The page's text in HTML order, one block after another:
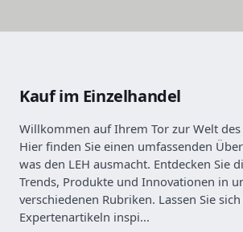
Kauf im Einzelhandel
Willkommen auf Ihrem Tor zur Welt des
Hier finden Sie einen umfassenden
was den LEH ausmacht. Entdecken Sie
Trends, Produkte und Innovationen in
verschiedenen Rubriken. Lassen Sie
Expertenartikeln inspi...